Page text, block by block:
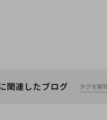
関連したブログ タグを解